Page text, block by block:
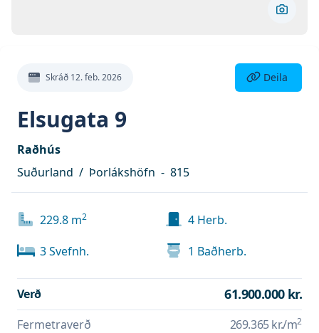
Skoða
Skráð 12. feb. 2026 Deila eign
Deila
Elsugata 9
Raðhús
Suðurland / Þorlákshöfn - 815
229.8 m2 4 Herb.
3Svefnh. 1 Baðherb.
Verð 61.900.000 kr.
Fermetraverð 269.365 kr./m2